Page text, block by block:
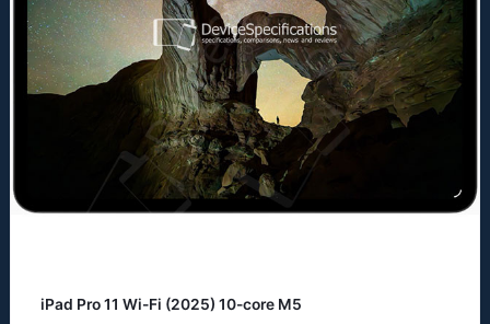
iPad Pro 11 Wi-Fi (2025) 10-core M5